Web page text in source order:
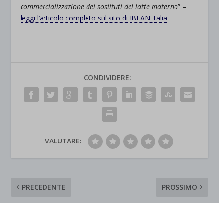
commercializzazione dei sostituti del latte materno” –
leggi l’articolo completo sul sito di IBFAN Italia
CONDIVIDERE:
VALUTARE:
PRECEDENTE PROSSIMO